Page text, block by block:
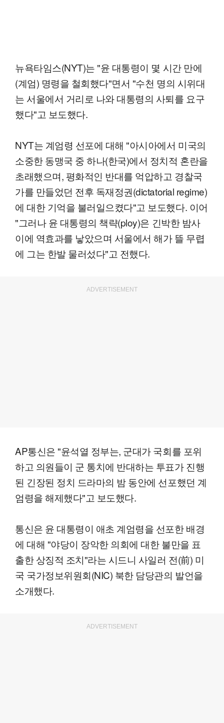
뉴욕타임스(NYT)는 "윤 대통령이 몇 시간 만에
(계엄) 명령을 철회했다"면서 "수천 명의 시위대
는 서울에서 거리로 나와 대통령의 사퇴를 요구
했다"고 보도했다.
NYT는 계엄령 선포에 대해 "아시아에서 미국의
소중한 동맹국 중 하나(한국)에서 정치적 혼란을
초래했으며, 평화적인 반대를 억압하고 경찰국
가를 만들었던 전후 독재정권(dictatorial regime)
에 대한 기억을 불러일으켰다"고 보도했다. 이어
"그러나 윤 대통령의 책략(ploy)은 긴박한 밤사
이에 역효과를 낳았으며 서울에서 해가 뜰 무렵
에 그는 한발 물러섰다"고 전했다.
ADVERTISEMENT
AP통신은 "윤석열 정부는, 군대가 국회를 포위
하고 의원들이 군 통치에 반대하는 투표가 진행
된 긴장된 정치 드라마의 밤 동안에 선포했던 계
엄령을 해제했다"고 보도했다.
통신은 윤 대통령이 애초 계엄령을 선포한 배경
에 대해 "야당이 장악한 의회에 대한 불만을 표
출한 상징적 조치"라는 시드니 사일러 전(前) 미
국 국가정보위원회(NIC) 북한 담당관의 발언을
소개했다.
ADVERTISEMENT